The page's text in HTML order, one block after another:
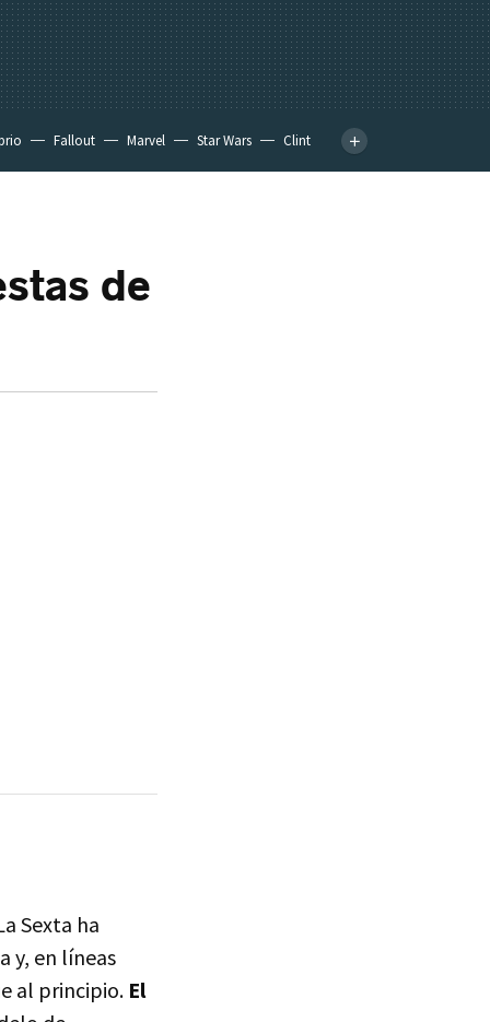
Fallout Marvel Star Wars
Clint
de
Sexta ha
y, en líneas
al principio. El